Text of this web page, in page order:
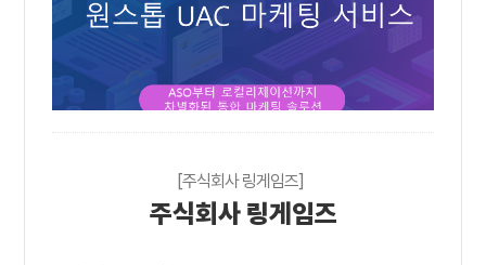
[주식회사 링게임즈]
주식회사 링게임즈